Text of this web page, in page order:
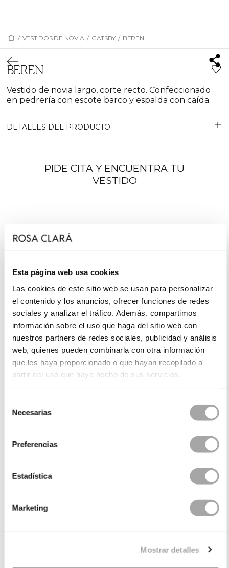
Esta página web usa cookies
Las cookies de este sitio web se usan para personalizar
el contenido y los anuncios, ofrecer funciones de redes
sociales y analizar el tráfico. Además, compartimos
información sobre el uso que haga del sitio web con
nuestros partners de redes sociales, publicidad y análisis
web, quienes pueden combinarla con otra información
que les haya proporcionado o que hayan recopilado a
partir del uso que haya hecho de sus servicios.
Necesarias
Preferencias
Estadística
Marketing
Mostrar detalles
/ VESTIDOS DE NOVIA / GATSBY / BEREN
BEREN
Vestido de novia largo, corte recto. Confeccionado
en pedrería con escote barco y espalda con caída.
DETALLES DEL PRODUCTO
PIDE CITA Y ENCUENTRA TU
VESTIDO